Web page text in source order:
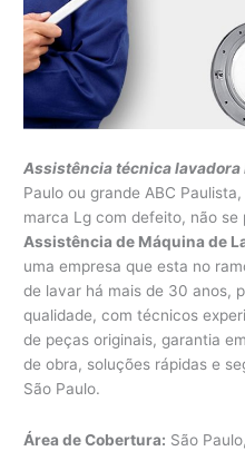
Assistência técnica lavadora
Paulo ou grande ABC
marca Lg com defeito, não
Assistência de Máquina de
uma empresa que esta no
de lavar há mais de 30 anos,
qualidade, com técnicos
de peças originais, garantia
de obra, soluções rápidas e
São Paulo.
Área de Cobertura: São